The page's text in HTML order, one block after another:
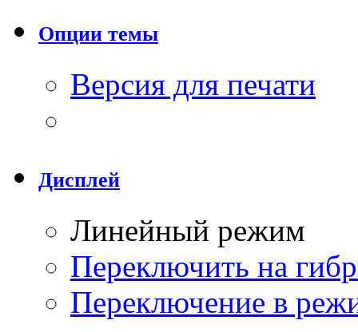
Опции темы
Версия для печати
Дисплей
Линейный режим
Переключить на
Переключение в